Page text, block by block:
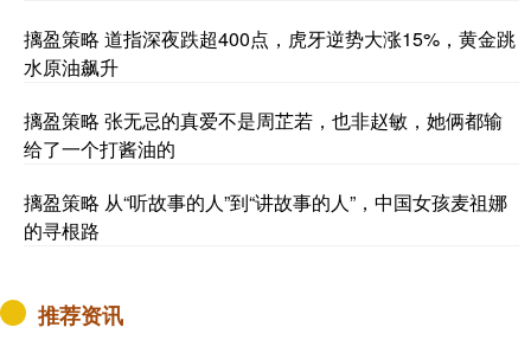
摛盈策略 道指深夜跌超400点，虎牙逆势大涨15%，黄金跳
水原油飙升
摛盈策略 张无忌的真爱不是周芷若，也非赵敏，她俩都输
给了一个打酱油的
摛盈策略 从“听故事的人”到“讲故事的人”，中国女孩麦祖娜
的寻根路
推荐资讯